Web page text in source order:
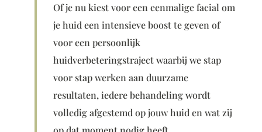
Of je nu kiest voor een eenmalige facial om
je huid een intensieve boost te geven of
voor een persoonlijk
huidverbeteringstraject waarbij we stap
voor stap werken aan duurzame
resultaten, iedere behandeling wordt
volledig afgestemd op jouw huid en wat zij